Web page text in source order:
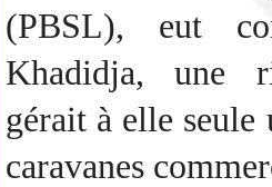
(PBSL), eut
Khadidja, une
gérait à elle seule
caravanes